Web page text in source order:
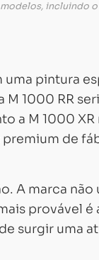
incluindo o
uma pintura
1000 RR
a M 1000
premium de
A marca
provável
surgir uma